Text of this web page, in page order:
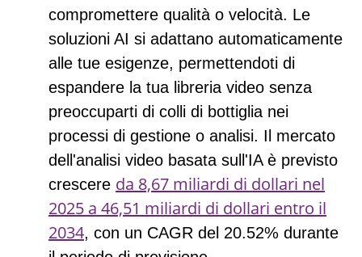
compromettere qualità o velocità. Le
soluzioni AI si adattano automaticamente
alle tue esigenze, permettendoti di
espandere la tua libreria video senza
preoccuparti di colli di bottiglia nei
processi di gestione o analisi. Il mercato
dell'analisi video basata sull'IA è previsto
crescere da 8,67 miliardi di dollari nel
2025 a 46,51 miliardi di dollari entro il
2034, con un CAGR del 20.52% durante